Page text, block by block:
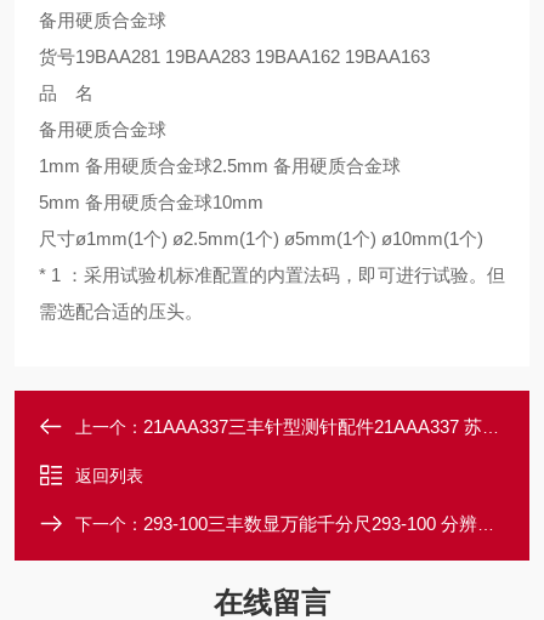
备用硬质合金球
货号19BAA281 19BAA283 19BAA162 19BAA163
品 名
备用硬质合金球
1mm 备用硬质合金球2.5mm 备用硬质合金球
5mm 备用硬质合金球10mm
尺寸ø1mm(1个) ø2.5mm(1个) ø5mm(1个) ø10mm(1个)
* 1 ：采用试验机标准配置的内置法码，即可进行试验。但
需选配合适的压头。
上一个： 21AAA337三丰针型测针配件21AAA337 苏州总经销
返回列表
下一个： 293-100三丰数显万能千分尺293-100 分辨率0.1μm 苏州特约店
在线留言